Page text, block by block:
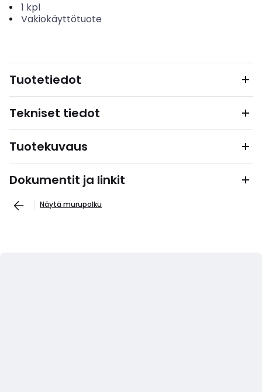
1 kpl
Vakiokäyttötuote
Tuotetiedot
Tekniset tiedot
Tuotekuvaus
Dokumentit ja linkit
Näytä murupolku